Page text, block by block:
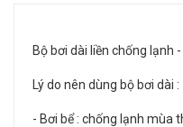
Bộ bơi dài liền chống lạnh
Lý do nên dùng bộ bơi dài :
- Bơi bể : chống lạnh mùa